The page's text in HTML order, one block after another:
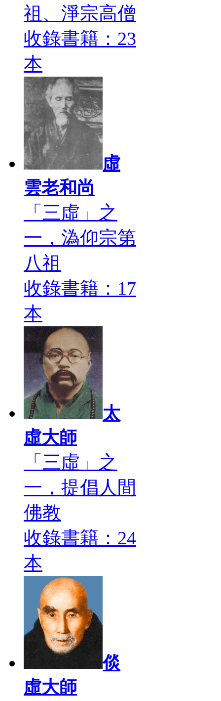
祖、淨宗高僧
收錄書籍：23
本
虛
雲老和尚
「三虛」之
一，溈仰宗第
八祖
收錄書籍：17
本
太
虛大師
「三虛」之
一，提倡人間
佛教
收錄書籍：24
本
倓
虛大師